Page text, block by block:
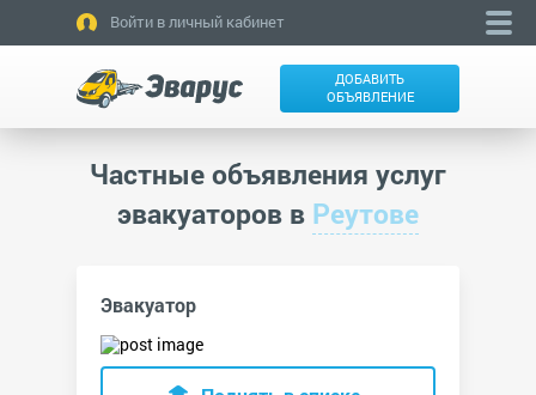
Войти в личный кабинет
ДОБАВИТЬ
ОБЪЯВЛЕНИЕ
Частные объявления услуг
эвакуаторов в Реутове
Эвакуатор